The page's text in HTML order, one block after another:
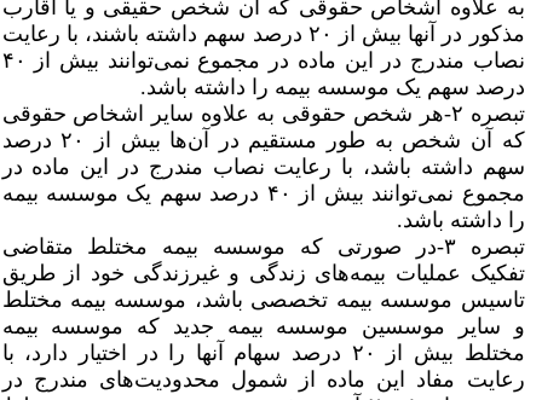
به علاوه اشخاص حقوقی که آن شخص حقیقی و یا اقارب
مذکور در آنها بیش از ۲۰ درصد سهم داشته باشند، با رعایت
نصاب مندرج در این ماده در مجموع نمی‌توانند بیش از ۴۰
درصد سهم یک موسسه بیمه را داشته باشد.
تبصره ۲-هر شخص حقوقی به علاوه سایر اشخاص حقوقی
که آن شخص به طور مستقیم در آن‌ها بیش از ۲۰ درصد
سهم داشته باشد، با رعایت نصاب مندرج در این ماده در
مجموع نمی‌توانند بیش از ۴۰ درصد سهم یک موسسه بیمه
را داشته باشد.
تبصره ۳-در صورتی که موسسه بیمه مختلط متقاضی
تفکیک عملیات بیمه‌های زندگی و غیرزندگی خود از طریق
تاسیس موسسه بیمه تخصصی باشد، موسسه بیمه مختلط
و سایر موسسین موسسه بیمه جدید که موسسه بیمه
مختلط بیش از ۲۰ درصد سهام آنها را در اختیار دارد، با
رعایت مفاد این ماده از شمول محدودیت‌های مندرج در